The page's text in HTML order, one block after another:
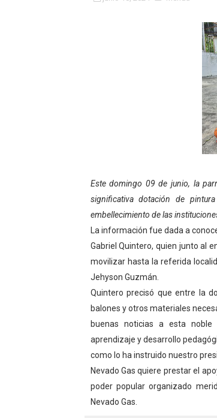
INN-Mérida
Impulsan plan
Mérida
Fomficc
Niños de
Inicia el plan
Entregan
Expertos
Campo Elías
Encuentro
Gobernador
Plan
Este domingo 09 de junio, la
significativa dotación de
embellecimiento de las
La información fue dada a
Gabriel Quintero, quien junto al
movilizar hasta la referida
Jehyson Guzmán.
Quintero precisó que entre la
balones y otros materiales
buenas noticias a esta noble
aprendizaje y desarrollo
como lo ha instruido nuestro
Nevado Gas quiere prestar el
poder popular organizado
Nevado Gas.